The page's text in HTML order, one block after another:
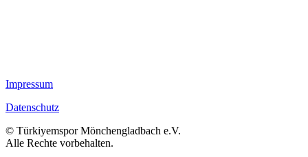
Impressum
Datenschutz
© Türkiyemspor Mönchengladbach e.V.
Alle Rechte vorbehalten.